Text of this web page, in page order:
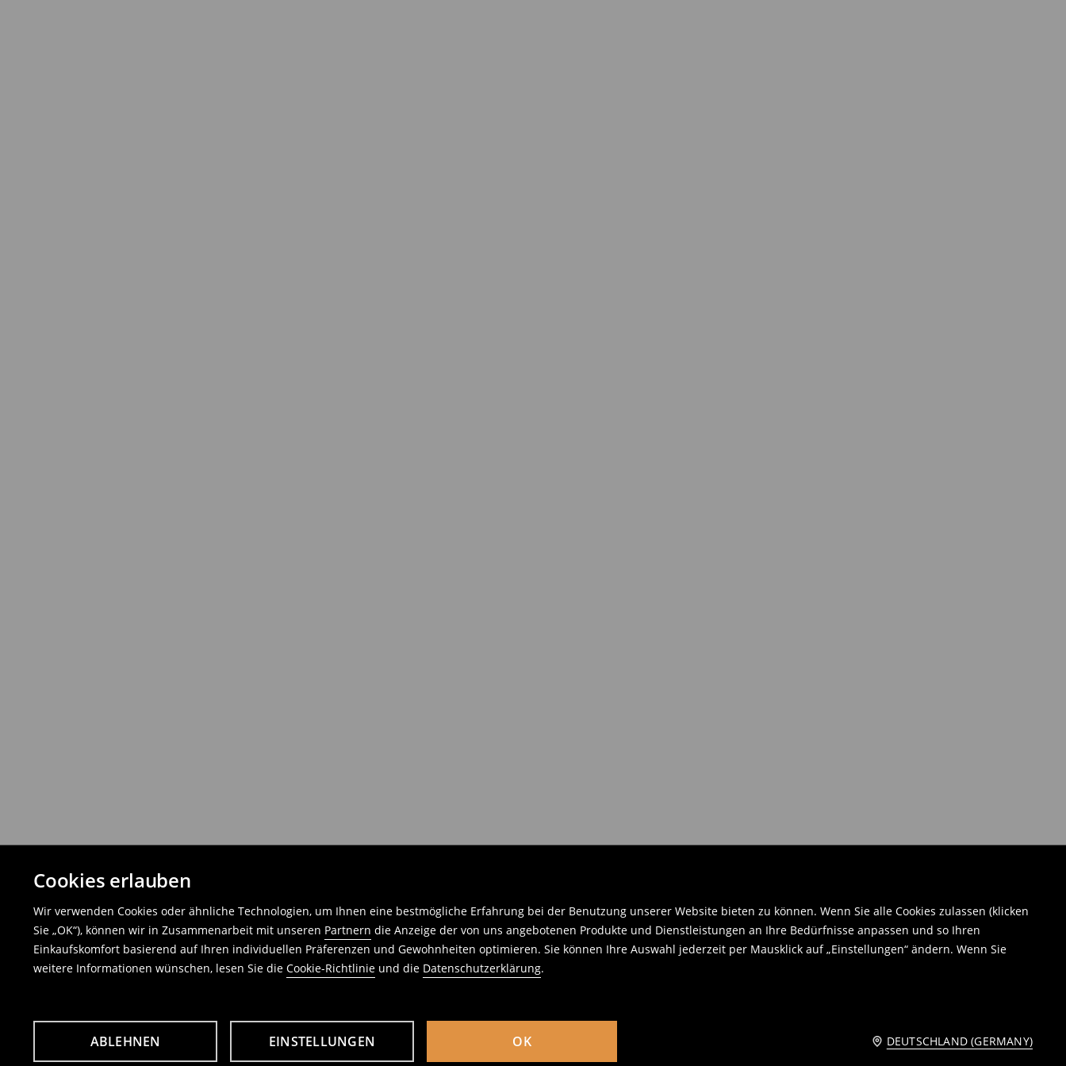
Cookies erlauben
Wir verwenden Cookies oder ähnliche Technologien, um Ihnen eine bestmögliche Erfahrung bei der Benutzung unserer Website bieten zu können. Wenn Sie alle Cookies zulassen (klicken
Sie „OK“), können wir in Zusammenarbeit mit unseren Partnern die Anzeige der von uns angebotenen Produkte und Dienstleistungen an Ihre Bedürfnisse anpassen und so Ihren
Einkaufskomfort basierend auf Ihren individuellen Präferenzen und Gewohnheiten optimieren. Sie können Ihre Auswahl jederzeit per Mausklick auf „Einstellungen“ ändern. Wenn Sie
weitere Informationen wünschen, lesen Sie die Cookie-Richtlinie und die Datenschutzerklärung.
ABLEHNEN EINSTELLUNGEN OK DEUTSCHLAND (GERMANY)